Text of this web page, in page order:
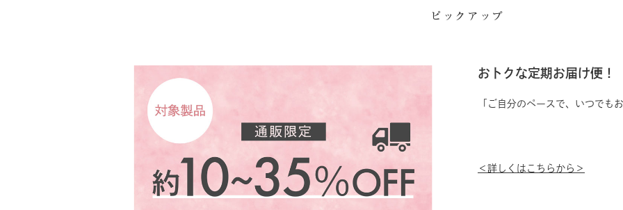
ピックアップ
おトクな定期お届け便！
「ご自分のペースで、いつでもお
＜詳しくはこちらから＞